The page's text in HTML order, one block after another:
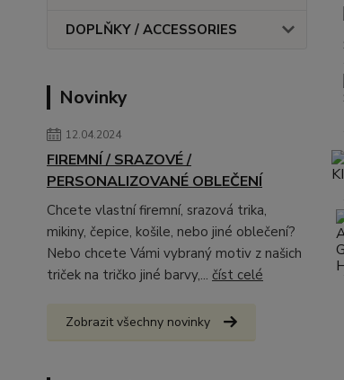
DOPLŇKY / ACCESSORIES
Novinky
12.04.2024
FIREMNÍ / SRAZOVÉ /
PERSONALIZOVANÉ OBLEČENÍ
Chcete vlastní firemní, srazová trika,
mikiny, čepice, košile, nebo jiné oblečení?
Nebo chcete Vámi vybraný motiv z našich
triček na tričko jiné barvy,... číst celé
Zobrazit všechny novinky